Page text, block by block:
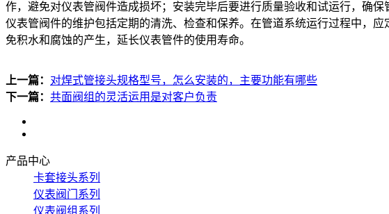
作，避免对仪表管阀件造成损坏；安装完毕后要进行质量验收和试运行，确保
仪表管阀件的维护包括定期的清洗、检查和保养。在管道系统运行过程中，
免积水和腐蚀的产生，延长仪表管件的使用寿命。
上一篇： 对焊式管接头规格型号，怎么安装的，主要功能有哪些
下一篇： 共面阀组的灵活运用是对客户负责
产品中心
卡套接头系列
仪表阀门系列
仪表阀组系列